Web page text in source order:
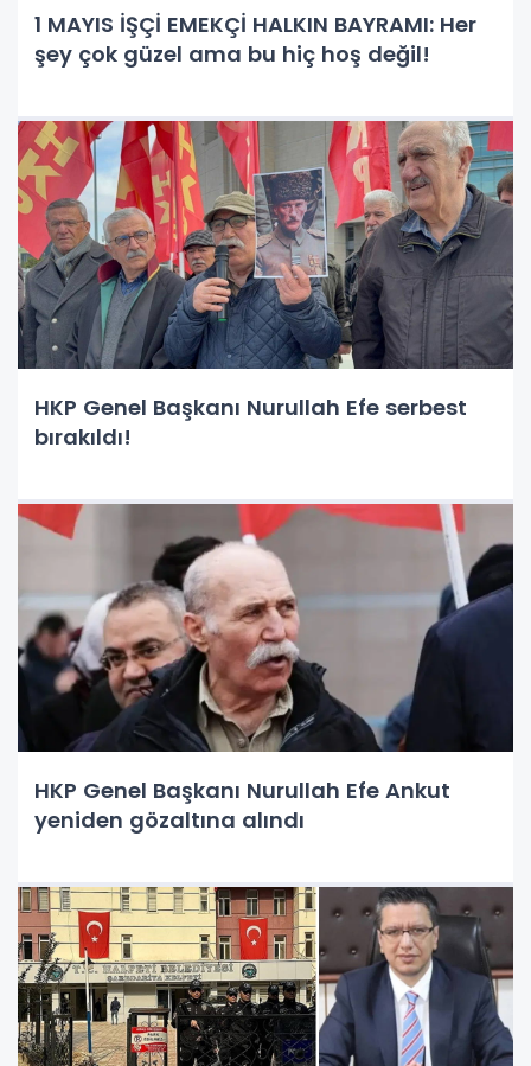
1 MAYIS İŞÇİ EMEKÇİ HALKIN BAYRAMI: Her
şey çok güzel ama bu hiç hoş değil!
HKP Genel Başkanı Nurullah Efe serbest
bırakıldı!
HKP Genel Başkanı Nurullah Efe Ankut
yeniden gözaltına alındı